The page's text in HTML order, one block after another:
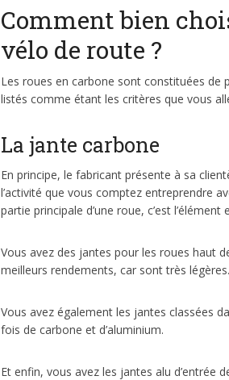
Comment bien
vélo de route ?
Les roues en carbone sont constituées de
listés comme étant les critères que vous
La jante carbone
En principe, le fabricant présente à sa
l’activité que vous comptez entreprendre
partie principale d’une roue, c’est
Vous avez des jantes pour les roues haut
meilleurs rendements, car sont très légères.
Vous avez également les jantes classées
fois de carbone et d’aluminium.
Et enfin, vous avez les jantes alu d’entrée